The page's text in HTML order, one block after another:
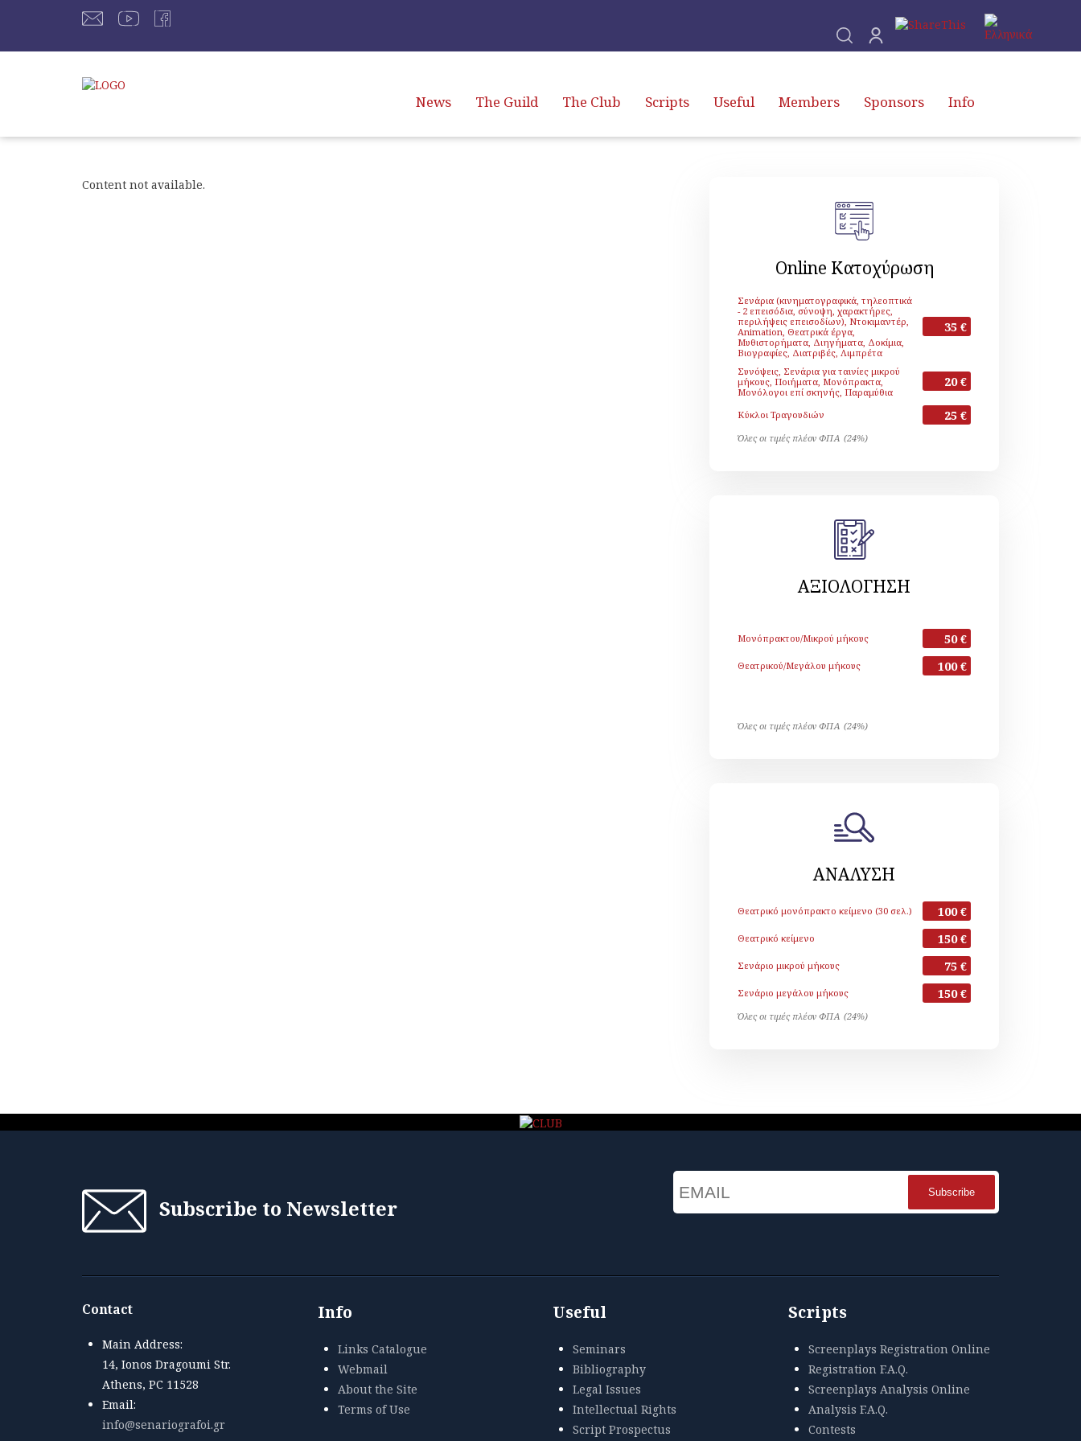
News The Guild The Club Scripts Useful Members Sponsors Info
Content not available.
Online Κατοχύρωση
Σενάρια (κινηματογραφικά, τηλεοπτικά
- 2 επεισόδια, σύνοψη, χαρακτήρες,
περιλήψεις επεισοδίων), Ντοκιμαντέρ,
Animation, Θεατρικά έργα,
Μυθιστορήματα, Διηγήματα, Δοκίμια,
Βιογραφίες, Διατριβές, Λιμπρέτα
35 €
Συνόψεις, Σενάρια για ταινίες μικρού
μήκους, Ποιήματα, Μονόπρακτα,
Μονόλογοι επί σκηνής, Παραμύθια
20 €
Κύκλοι Τραγουδιών 25 €
Όλες οι τιμές πλέον ΦΠΑ (24%)
ΑΞΙΟΛΟΓΗΣΗ
Μονόπρακτου/Μικρού μήκους 50 €
Θεατρικού/Μεγάλου μήκους 100 €
Όλες οι τιμές πλέον ΦΠΑ (24%)
ΑΝΑΛΥΣΗ
Θεατρικό μονόπρακτο κείμενο (30 σελ.) 100 €
Θεατρικό κείμενο 150 €
Σενάριο μικρού μήκους 75 €
Σενάριο μεγάλου μήκους 150 €
Όλες οι τιμές πλέον ΦΠΑ (24%)
Subscribe to Newsletter
Name
Contact
Main Address:
14, Ionos Dragoumi Str.
Athens, PC 11528
Email:
info@senariografoi.gr
Info
Links Catalogue
Webmail
About the Site
Terms of Use
Useful
Seminars
Bibliography
Legal Issues
Intellectual Rights
Script Prospectus
Scripts
Screenplays Registration Online
Registration F.A.Q.
Screenplays Analysis Online
Analysis F.A.Q.
Contests